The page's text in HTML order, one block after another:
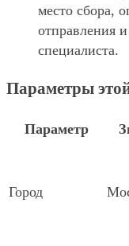
место сбора,
отправления
специалиста.
Параметры
Параметр
Город